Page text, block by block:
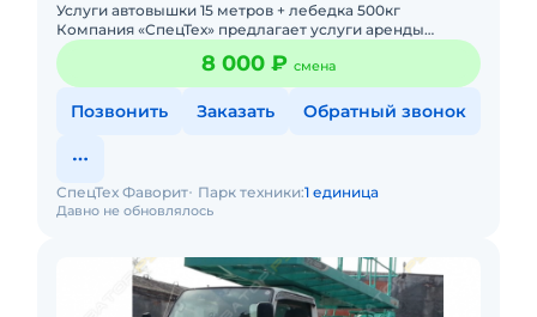
Услуги автовышки 15 метров + лебедка 500кг
Компания «СпецТех» предлагает услуги аренды
удобной автовышки на базе японских машин Toyota,
Mitsubishi, Isuzu в Мос8 000 ₽ смена
Позвонить Заказать Обратный звонок
Давно не обновлялось
СпецТех Фаворит Парк техники:1 единица